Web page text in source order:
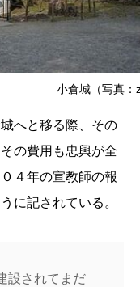
小倉城（写真：
へと移る際、その
の費用も忠興が全
４年の宣教師の報
に記されている。
設されてまだ